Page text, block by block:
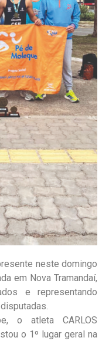
neste domingo
em Nova Tramandaí,
e representando
o atleta CARLOS
o 1º lugar geral na